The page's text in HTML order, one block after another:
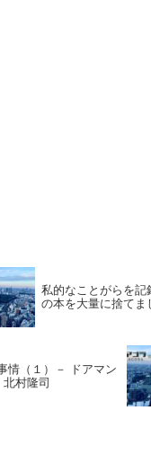
私的なことがらを記
の本を大量に捨て
情（１）－ ドアマン
村隆司